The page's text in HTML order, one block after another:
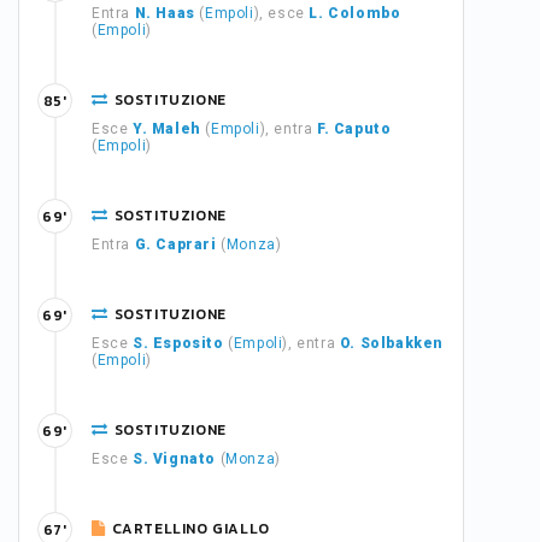
Entra N. Haas ( Empoli), esce L. Colombo
( Empoli)
SOSTITUZIONE
Esce Y. Maleh ( Empoli), entra F. Caputo
( Empoli)
85'
SOSTITUZIONE
Entra G. Caprari ( Monza)
69'
SOSTITUZIONE
Esce S. Esposito ( Empoli), entra O. Solbakken
( Empoli)
69'
SOSTITUZIONE
Esce S. Vignato ( Monza)
69'
CARTELLINO GIALLO
67'